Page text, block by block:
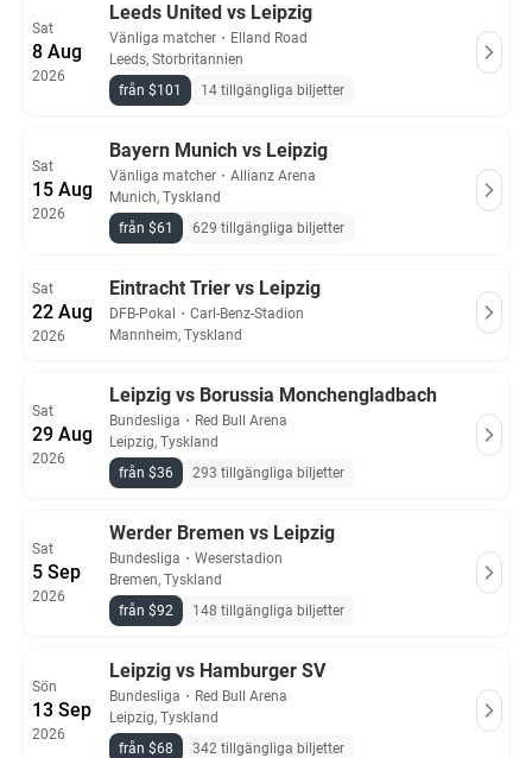
Sat
8 Aug
2026
Leeds United vs Leipzig
Vänliga matcher ・ Elland Road
Leeds, Storbritannien
från $101
14 tillgängliga biljetter
Sat
15 Aug
2026
Bayern Munich vs Leipzig
Vänliga matcher ・ Allianz Arena
Munich, Tyskland
från $61
629 tillgängliga biljetter
Sat
22 Aug
2026
Eintracht Trier vs Leipzig
DFB-Pokal ・ Carl-Benz-Stadion
Mannheim, Tyskland
Sat
29 Aug
2026
Leipzig vs Borussia Monchengladbach
Bundesliga ・ Red Bull Arena
Leipzig, Tyskland
från $36
293 tillgängliga biljetter
Sat
5 Sep
2026
Werder Bremen vs Leipzig
Bundesliga ・ Weserstadion
Bremen, Tyskland
från $92
148 tillgängliga biljetter
Sön
13 Sep
2026
Leipzig vs Hamburger SV
Bundesliga ・ Red Bull Arena
Leipzig, Tyskland
från $68
342 tillgängliga biljetter